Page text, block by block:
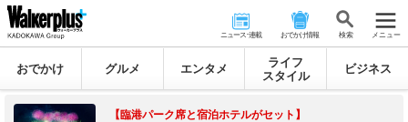
ニュース･連載 おでかけ情報 検 索 メニュー
おでかけ グルメ エンタメ
ライフ
スタイル
ビジネス
【臨港パーク席と宿泊ホテルがセット】